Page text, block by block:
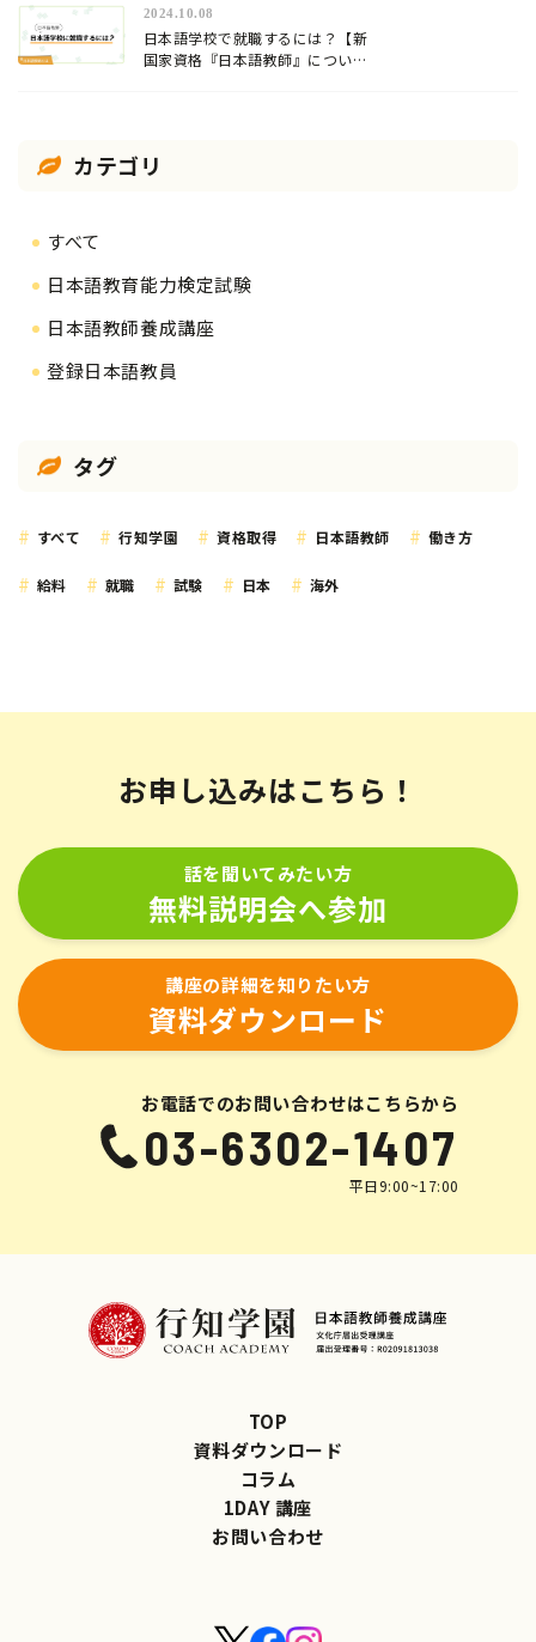
2024.10.08
日本語学校で就職するには？【新
国家資格『日本語教師』について
カテゴリ
すべて
日本語教育能力検定試験
日本語教師養成講座
登録日本語教員
タグ
すべて 行知学園 資格取得 日本語教師 働き方
給料 就職 試験 日本 海外
お申し込みはこちら！
話を聞いてみたい方
無料説明会へ参加
講座の詳細を知りたい方
資料ダウンロード
お電話でのお問い合わせはこちらから
03-6302-1407
平日9:00~17:00
TOP
資料ダウンロード
コラム
1DAY 講座
お問い合わせ